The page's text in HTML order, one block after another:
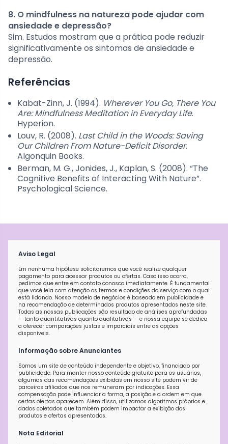
8. O mindfulness na natureza pode ajudar com
ansiedade e depressão?
Sim. Estudos mostram que a prática pode reduzir
significativamente os sintomas de ansiedade e
depressão.
Referências
Kabat-Zinn, J. (1994). Wherever You Go, There You
Are: Mindfulness Meditation in Everyday Life.
Hyperion.
Louv, R. (2008). Last Child in the Woods: Saving
Our Children From Nature-Deficit Disorder.
Algonquin Books.
Berman, M. G., Jonides, J., Kaplan, S. (2008). “The
Cognitive Benefits of Interacting With Nature”.
Psychological Science.
Aviso Legal
Em nenhuma hipótese solicitaremos que você realize qualquer
pagamento para acessar produtos ou ofertas. Caso isso ocorra,
pedimos que entre em contato conosco imediatamente. É fundamental
que você leia com atenção os termos e condições do serviço com o qual
está lidando. Nosso modelo de negócios é baseado em publicidade e
na recomendação de determinados produtos apresentados neste site.
Todas as nossas publicações são resultado de análises aprofundadas
— tanto quantitativas quanto qualitativas — e nossa equipe se dedica
a oferecer comparações justas e imparciais entre as opções
disponíveis.
Informação sobre Anunciantes
Somos um site de conteúdo independente e objetivo, financiado por
publicidade. Para manter nosso conteúdo gratuito para os usuários,
algumas das recomendações exibidas em nosso site podem vir de
parceiros afiliados que nos remuneram por indicações. Essa
compensação pode influenciar a forma, a posição e a ordem em que
certas ofertas aparecem. Além disso, utilizamos algoritmos próprios e
dados coletados que também podem impactar a exibição dos
produtos e ofertas apresentados.
Nota Editorial